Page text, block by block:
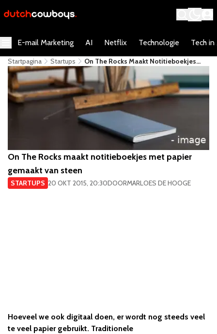
E-mail Marketing AI Netflix Technologie Tech in
Startpagina Startups
On The Rocks Maakt Notitieboekjes
Met Papier Gemaakt Van Steen
On The Rocks maakt notitieboekjes met papier
gemaakt van steen
STARTUPS 20 OKT 2015, 20:30DOORMARLOES DE HOOGE
Hoeveel we ook digitaal doen, er wordt nog steeds veel
te veel papier gebruikt. Traditionele